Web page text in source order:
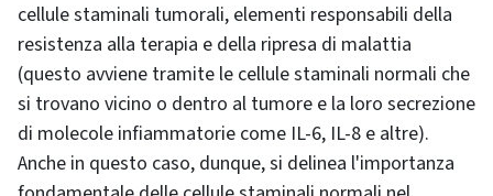
cellule staminali tumorali, elementi responsabili della
resistenza alla terapia e della ripresa di malattia
(questo avviene tramite le cellule staminali normali che
si trovano vicino o dentro al tumore e la loro secrezione
di molecole infiammatorie come IL-6, IL-8 e altre).
Anche in questo caso, dunque, si delinea l'importanza